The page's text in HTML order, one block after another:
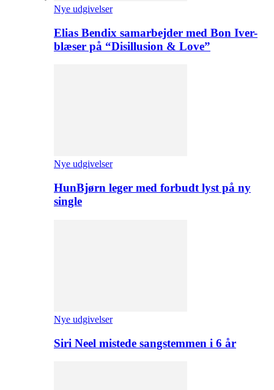
Nye udgivelser
Elias Bendix samarbejder med Bon Iver-
blæser på “Disillusion & Love”
Nye udgivelser
HunBjørn leger med forbudt lyst på ny
single
Nye udgivelser
Siri Neel mistede sangstemmen i 6 år